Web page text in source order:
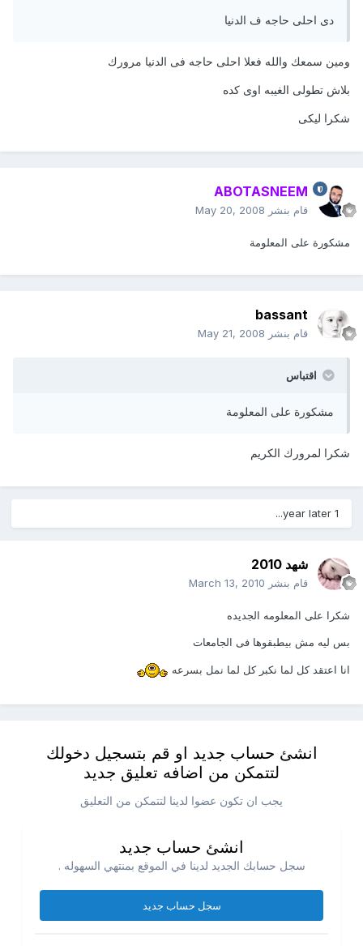
دى احلى حاجه ف الدنيا
ومين سمعك والله فعلا احلى حاجه فى الدنيا مرورك
بلاش تطولى الغيبه اوى كده
شكرا ليكى
ABOTASNEEM
قام بنشر May 20, 2008
مشكورة على المعلومة
bassant
قام بنشر May 21, 2008
اقتباس
مشكورة على المعلومة
شكرا لمرورك الكريم
شهد 2010
قام بنشر March 13, 2010
شكرا على المعلومه الجديده
بس ليه مش بيطبقوها فى الجامعات
انا اعتقد كل لما نكبر كل لما نمل بسرعه
انشئ حساب جديد او قم بتسجيل دخولك
لتتمكن من اضافه تعليق جديد
يجب ان تكون عضوا لدينا لتتمكن من التعليق
انشئ حساب جديد
سجل حسابك الجديد لدينا في الموقع بمنتهي السهوله .
سجل حساب جديد